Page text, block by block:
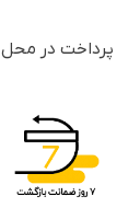
پرداخت در محل